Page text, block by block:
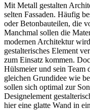
Mit Metall gestalten
selten Fassaden. Häufig
oder Betonbauteilen, die
Manchmal sollen die
modernen Architektur
gestalterisches Element
zum Einsatz kommen.
Hülsmeier und sein Team
gleichen Grundidee wie
sollen sich optimal zur
Designelement
hier eine glatte Wand in